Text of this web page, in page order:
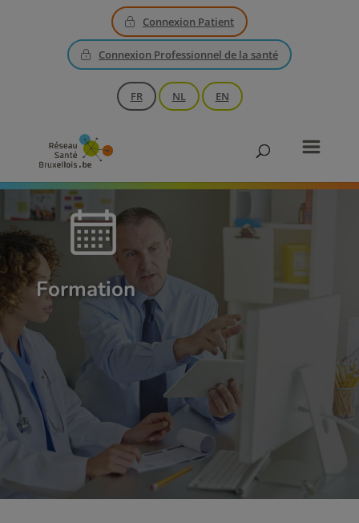
Connexion Patient
Connexion Professionnel de la santé
FR NL EN
Formation